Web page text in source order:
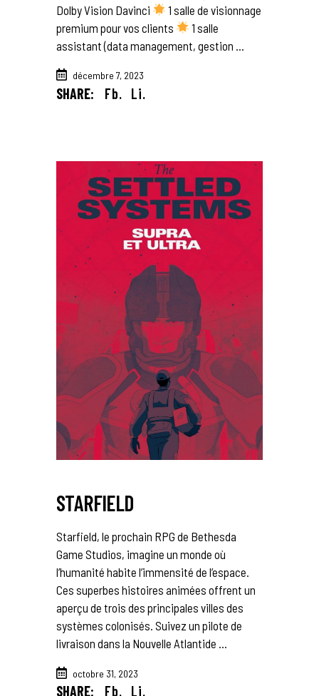
Dolby Vision Davinci
1 salle de visionnage
premium pour vos clients
1 salle
assistant (data management, gestion
décembre 7, 2023
SHARE: Fb. Li.
STARFIELD
Starfield, le prochain RPG de Bethesda
Game Studios, imagine un monde où
l’humanité habite l’immensité de l’espace.
Ces superbes histoires animées offrent un
aperçu de trois des principales villes des
systèmes colonisés. Suivez un pilote de
livraison dans la Nouvelle Atlantide
octobre 31, 2023
SHARE: Fb. Li.